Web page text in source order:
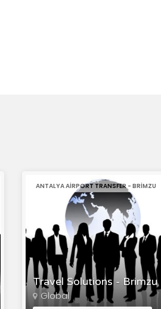
Travel Solutions - Brimzu
ANTALYA AIRPORT TRANSFER - BRIMZU
Global